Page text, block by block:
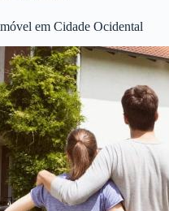
em Cidade Ocidental